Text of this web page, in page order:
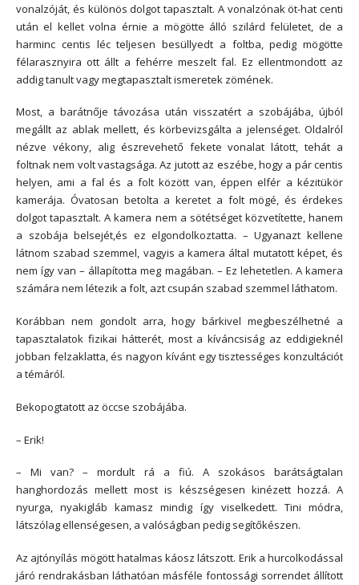
vonalzóját, és különös dolgot tapasztalt. A vonalzónak öt-hat centi
után el kellet volna érnie a mögötte álló szilárd felületet, de a
harminc centis léc teljesen besüllyedt a foltba, pedig mögötte
félarasznyira ott állt a fehérre meszelt fal. Ez ellentmondott az
addig tanult vagy megtapasztalt ismeretek zömének.
Most, a barátnője távozása után visszatért a szobájába, újból
megállt az ablak mellett, és körbevizsgálta a jelenséget. Oldalról
nézve vékony, alig észrevehető fekete vonalat látott, tehát a
foltnak nem volt vastagsága. Az jutott az eszébe, hogy a pár centis
helyen, ami a fal és a folt között van, éppen elfér a kézitükör
kamerája. Óvatosan betolta a keretet a folt mögé, és érdekes
dolgot tapasztalt. A kamera nem a sötétséget közvetítette, hanem
a szobája belsejét,és ez elgondolkoztatta. – Ugyanazt kellene
látnom szabad szemmel, vagyis a kamera által mutatott képet, és
nem így van – állapította meg magában. – Ez lehetetlen. A kamera
számára nem létezik a folt, azt csupán szabad szemmel láthatom.
Korábban nem gondolt arra, hogy bárkivel megbeszélhetné a
tapasztalatok fizikai hátterét, most a kíváncsiság az eddigieknél
jobban felzaklatta, és nagyon kívánt egy tisztességes konzultációt
a témáról.
Bekopogtatott az öccse szobájába.
– Erik!
– Mi van? – mordult rá a fiú. A szokásos barátságtalan
hanghordozás mellett most is készségesen kinézett hozzá. A
nyurga, nyakigláb kamasz mindig így viselkedett. Tini módra,
látszólag ellenségesen, a valóságban pedig segítőkészen.
Az ajtónyílás mögött hatalmas káosz látszott. Erik a hurcolkodással
járó rendrakásban láthatóan másféle fontossági sorrendet állított